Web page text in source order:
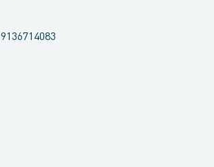
9136714083